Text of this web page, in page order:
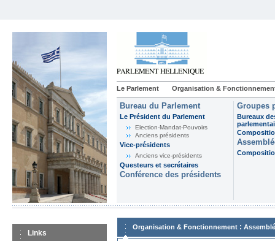
Le Parlement Organisation &
Bureau du Parlement
Le Président du Parlement
Election-Mandat-Pouvoirs
Anciens présidents
Vice-présidents
Anciens vice-présidents
Questeurs et secrétaires
Conférence des présidents
Groupes
Bureaux
Links
Organisation & Fonctionnement :